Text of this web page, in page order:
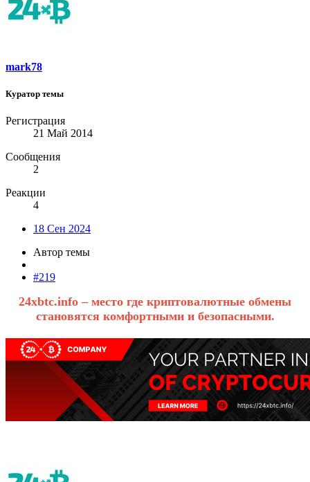
mark78
Куратор темы
Регистрация
21 Май 2014
Сообщения
2
Реакции
4
18 Сен 2024
Автор темы
#219
24xbtc.info – место где криптовалютные обмены
становятся комфортными и безопасными.